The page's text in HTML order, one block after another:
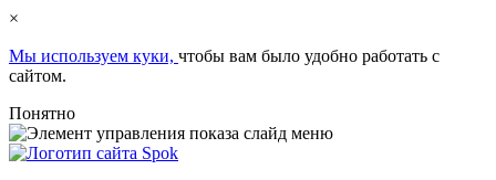
×
Мы используем куки, чтобы вам было удобно работать с
сайтом.
Понятно